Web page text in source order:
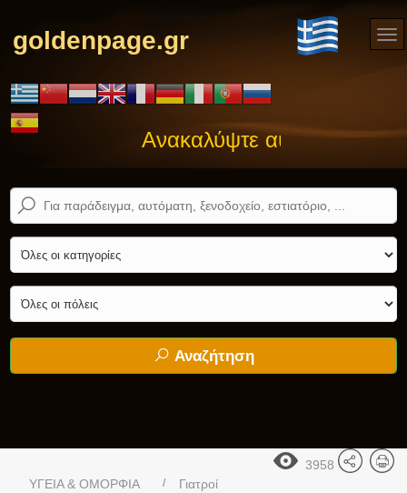
goldenpage.gr
Ανακαλύψτε αυτό που
Αναζήτηση
3958
ΥΓΕΙΑ & ΟΜΟΡΦΙΑ
Γιατροί